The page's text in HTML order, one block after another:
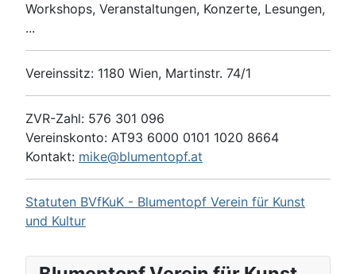
Workshops, Veranstaltungen, Konzerte, Lesungen,
...
Vereinssitz: 1180 Wien, Martinstr. 74/1
ZVR-Zahl: 576 301 096
Vereinskonto: AT93 6000 0101 1020 8664
Kontakt: mike@blumentopf.at
Statuten BVfKuK - Blumentopf Verein für Kunst
und Kultur